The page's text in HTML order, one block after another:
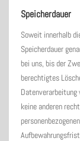
Speicherdauer
Soweit innerhalb
Speicherdauer
bei uns, bis der
berechtigtes
keine anderen